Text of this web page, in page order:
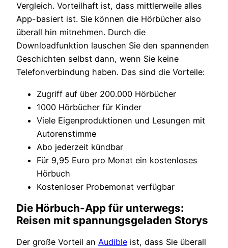
Vergleich. Vorteilhaft ist, dass mittlerweile alles
App-basiert ist. Sie können die Hörbücher also
überall hin mitnehmen. Durch die
Downloadfunktion lauschen Sie den spannenden
Geschichten selbst dann, wenn Sie keine
Telefonverbindung haben. Das sind die Vorteile:
Zugriff auf über 200.000 Hörbücher
1000 Hörbücher für Kinder
Viele Eigenproduktionen und Lesungen mit
Autorenstimme
Abo jederzeit kündbar
Für 9,95 Euro pro Monat ein kostenloses
Hörbuch
Kostenloser Probemonat verfügbar
Die Hörbuch-App für unterwegs:
Reisen mit spannungsgeladen Storys
Der große Vorteil an Audible ist, dass Sie überall